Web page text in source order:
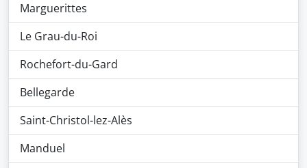
Marguerittes
Le Grau-du-Roi
Rochefort-du-Gard
Bellegarde
Saint-Christol-lez-Alès
Manduel